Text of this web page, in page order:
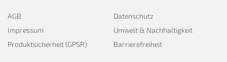
AGB
Datenschutz
Impressum
Umwelt & Nachhaltigkeit
Produktsicherheit (GPSR)
Barrierefreiheit